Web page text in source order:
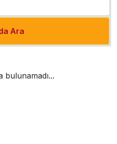
Ara
bulunamadı...